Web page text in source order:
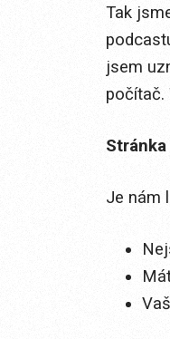
Tak
jsem
počítač.
Je nám